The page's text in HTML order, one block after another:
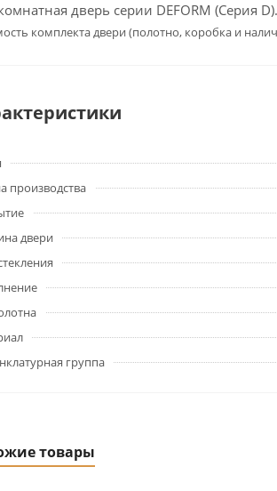
дверь серии DEFORM (Серия
комплекта двери (полотно, коробка и
производства
двери
группа
товары